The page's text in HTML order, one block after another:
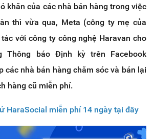
khăn của các nhà bán hàng trong việc
thì vừa qua, Meta (công ty mẹ của
với công ty công nghệ Haravan cho
Thông báo Định kỳ trên Facebook
các nhà bán hàng chăm sóc và bán lại
hàng cũ miễn phí.
HaraSocial miễn phí 14 ngày tại đây